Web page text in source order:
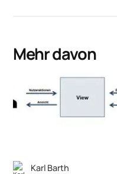
Mehr davon
Karl Barth